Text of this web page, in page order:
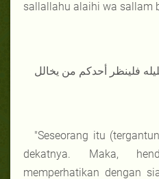
sallallahu alaihi wa sallam
فلينظر أحدكم من يخالل
"Seseorang itu
dekatnya. Maka,
memperhatikan dengan